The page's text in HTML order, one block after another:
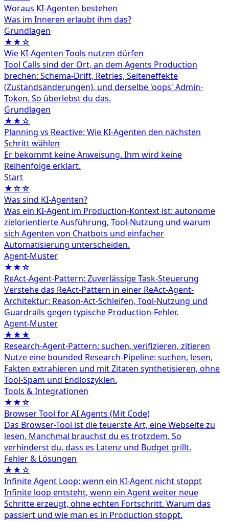
Woraus KI-Agenten bestehen
Was im Inneren erlaubt ihm das?
Grundlagen
★★☆
Wie KI-Agenten Tools nutzen dürfen
Tool Calls sind der Ort, an dem Agents Production
brechen: Schema-Drift, Retries, Seiteneffekte
(Zustandsänderungen), und derselbe 'oops' Admin-
Token. So überlebst du das.
Grundlagen
★★☆
Planning vs Reactive: Wie KI-Agenten den nächsten
Schritt wählen
Er bekommt keine Anweisung. Ihm wird keine
Reihenfolge erklärt.
Start
★☆☆
Was sind KI-Agenten?
Was ein KI-Agent im Production-Kontext ist: autonome
zielorientierte Ausführung, Tool-Nutzung und warum
sich Agenten von Chatbots und einfacher
Automatisierung unterscheiden.
Agent‑Muster
★★☆
ReAct-Agent-Pattern: Zuverlässige Task-Steuerung
Verstehe das ReAct-Pattern in einer ReAct-Agent-
Architektur: Reason-Act-Schleifen, Tool-Nutzung und
Guardrails gegen typische Production-Fehler.
Agent‑Muster
★★★
Research-Agent-Pattern: suchen, verifizieren, zitieren
Nutze eine bounded Research-Pipeline: suchen, lesen,
Fakten extrahieren und mit Zitaten synthetisieren, ohne
Tool-Spam und Endloszyklen.
Tools & Integrationen
★★☆
Browser Tool for AI Agents (Mit Code)
Das Browser-Tool ist die teuerste Art, eine Webseite zu
lesen. Manchmal brauchst du es trotzdem. So
verhinderst du, dass es Latenz und Budget grillt.
Fehler & Lösungen
★★☆
Infinite Agent Loop: wenn ein KI-Agent nicht stoppt
Infinite loop entsteht, wenn ein Agent weiter neue
Schritte erzeugt, ohne echten Fortschritt. Warum das
passiert und wie man es in Production stoppt.